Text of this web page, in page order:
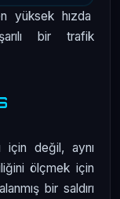
yüksek hızda
bir trafik
için değil, aynı
ölçmek için
bir saldırı